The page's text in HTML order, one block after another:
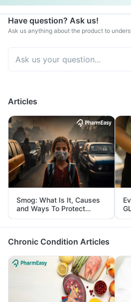
Have question? Ask us!
Ask us anything about the product to
Articles
Smog: What Is It, Causes
and Ways To Protect
Yourself From It
Chronic Condition Articles